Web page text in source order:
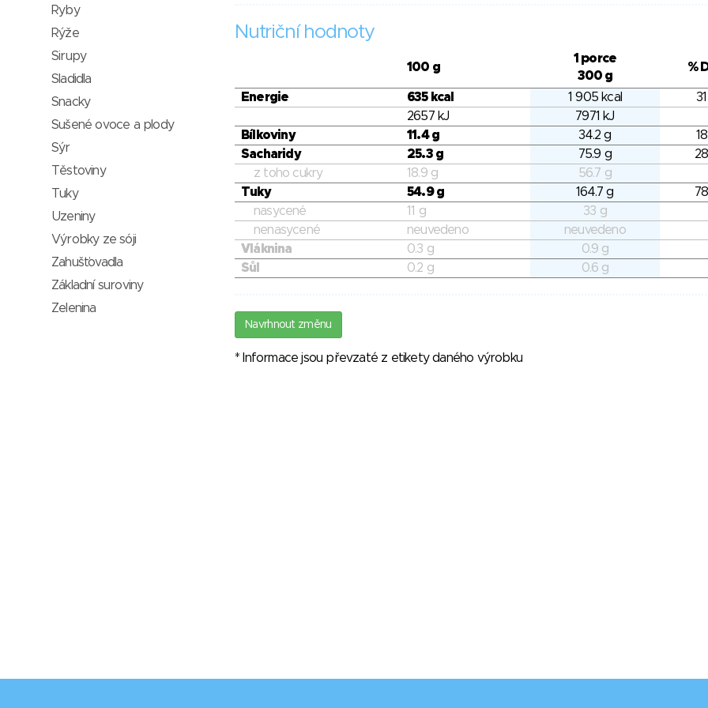
Nutriční hodnoty
100 g
1 porce
300 g
%
Energie 635 kcal 1 905 kcal
2657 kJ
7971 kJ
Bílkoviny
11.4 g 34.2 g
Sacharidy
25.3 g 75.9 g
z toho cukry
18.9 g
56.7 g
Tuky
54.9 g 164.7 g
nasycené
11 g
33 g
nenasycené
neuvedeno
neuvedeno
Vláknina
0.3 g
0.9 g
Sůl
0.2 g 0.6 g
Navrhnout změnu
* Informace jsou převzaté z etikety daného výrobku
Ryby
Rýže
Sirupy
Sladidla
Snacky
Sušené ovoce a plody
Sýr
Těstoviny
Tuky
Uzeniny
Výrobky ze sóji
Zahušťovadla
Základní suroviny
Zelenina